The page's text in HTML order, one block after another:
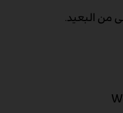
من البعيد.